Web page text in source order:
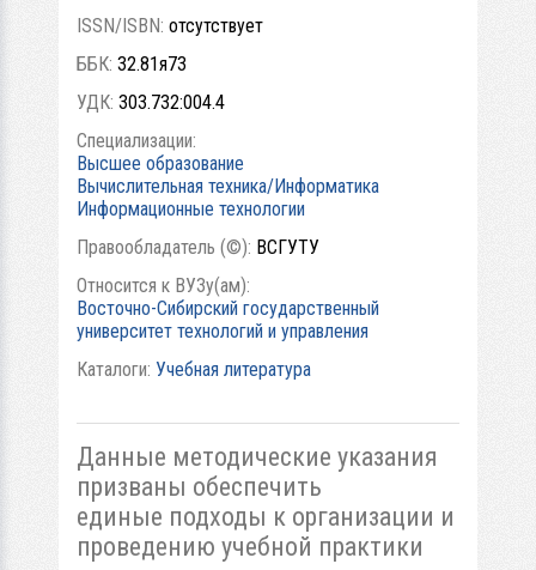
ISSN/ISBN: отсутствует
ББК: 32.81я73
УДК: 303.732:004.4
Специализации:
Высшее образование
Вычислительная техника/Информатика
Информационные технологии
Правообладатель (©): ВСГУТУ
Относится к ВУЗу(ам):
Восточно-Сибирский государственный
университет технологий и управления
Каталоги: Учебная литература
Данные методические указания
призваны обеспечить
единые подходы к организации и
проведению учебной практики